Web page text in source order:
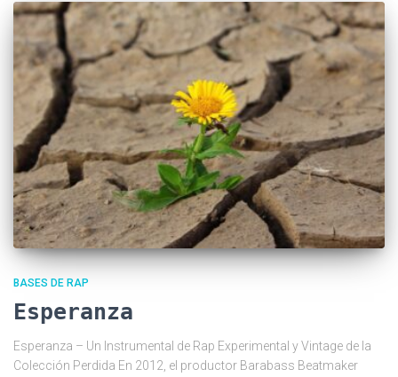
BASES DE RAP
Esperanza
Esperanza – Un Instrumental de Rap Experimental y Vintage de la
Colección Perdida En 2012, el productor Barabass Beatmaker